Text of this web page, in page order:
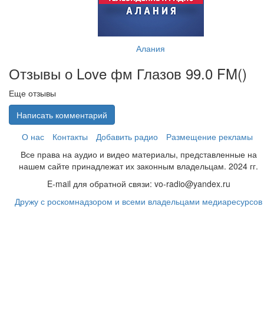
Алания
Отзывы о Love фм Глазов 99.0 FM()
Еще отзывы
Написать комментарий
О нас
Контакты Добавить радио
Размещение рекламы
Все права на аудио и видео материалы, представленные на
нашем сайте принадлежат их законным владельцам. 2024 гг.
E-mail для обратной связи: vo-radio@yandex.ru
Дружу с роскомнадзором и всеми владельцами медиаресурсов